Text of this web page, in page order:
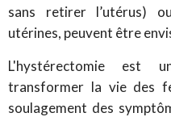
sans retirer l’utérus)
utérines, peuvent être
L'hystérectomie est
transformer la vie des
soulagement des